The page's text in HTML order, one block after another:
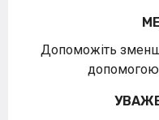
Допоможіть
допомогою